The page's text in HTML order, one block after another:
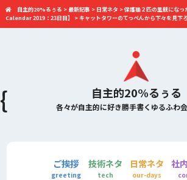
自主的20%るぅる
各々が自主的に好き勝手書くゆるふわ
自主的20%るぅる > 最新記事 > 日常ネタ >保護猫２匹の里親にな
Calendar 2019：23日目】
> キャットタワーのてっぺんから下々を見下
ご挨拶
greeting
技術ネタ
tech
日常ネタ
our-days
社